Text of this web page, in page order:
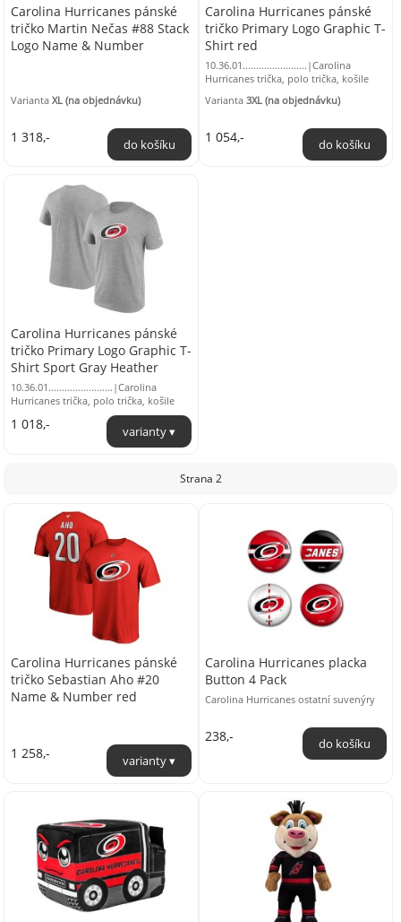
Carolina Hurricanes pánské
tričko Martin Nečas #88 Stack
Logo Name & Number
VariantaXL (na objednávku)
1 318,-
Carolina Hurricanes pánské
tričko Primary Logo Graphic T-
Shirt red
10.36.01........................|Carolina
Hurricanes trička, polo trička, košile
Varianta3XL (na objednávku)
1 054,-
Carolina Hurricanes pánské
tričko Primary Logo Graphic T-
Shirt Sport Gray Heather
10.36.01........................|Carolina
Hurricanes trička, polo trička, košile
1 018,-
Strana 2
Carolina Hurricanes pánské
tričko Sebastian Aho #20
Name & Number red
1 258,-
Carolina Hurricanes placka
Button 4 Pack
Carolina Hurricanes ostatní suvenýry
238,-